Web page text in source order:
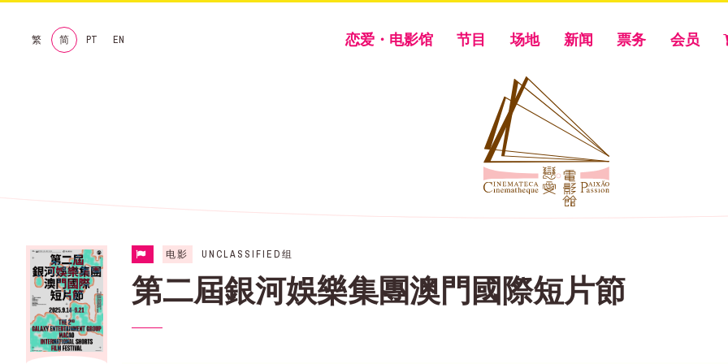
繁 简 PT EN 恋爱・电影馆 节目 场地 新闻 票务 会员
电影 UNCLASSIFIED组
第二屆銀河娛樂集團澳門國際短片節